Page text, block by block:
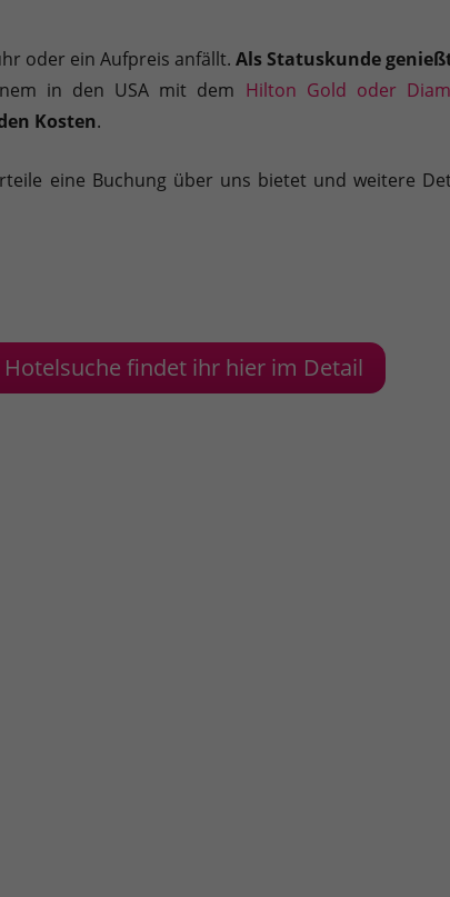
oder ein Aufpreis anfällt. Als Statuskunde
in den USA mit dem Hilton Gold oder
Kosten.
eine Buchung über uns bietet und weitere
findet ihr hier im Detail
erforderlich.